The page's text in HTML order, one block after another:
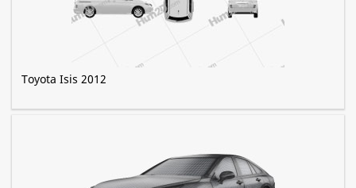
Toyota Isis 2012